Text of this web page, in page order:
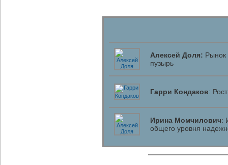
Алексей Доля: Рынок
пузырь
Гарри Кондаков:
Ирина Момчилович:
общего уровня